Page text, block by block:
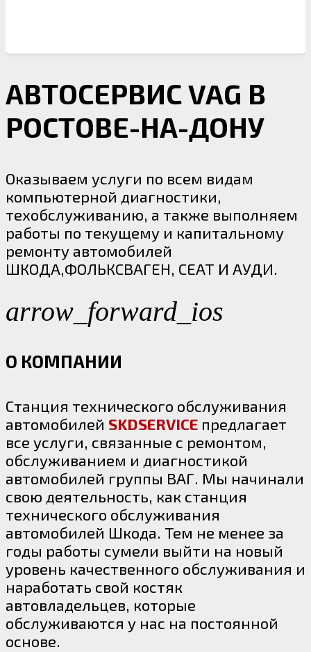
Обслуживание и ремонт ДВС (двигателя
внутреннего сгорания)
Диагностика коробок DSG и замена сцепления
Ремонт электрооборудования автомобиля
АВТОСЕРВИС VAG В
РОСТОВЕ-НА-ДОНУ
Оказываем услуги по всем видам
компьютерной диагностики,
техобслуживанию, а также выполняем
работы по текущему и капитальному
ремонту автомобилей
ШКОДА,ФОЛЬКСВАГЕН, СЕАТ И АУДИ.
arrow_forward_ios
О КОМПАНИИ
Станция технического обслуживания
автомобилей SKDSERVICE предлагает
все услуги, связанные с ремонтом,
обслуживанием и диагностикой
автомобилей группы ВАГ. Мы начинали
свою деятельность, как станция
технического обслуживания
автомобилей Шкода. Тем не менее за
годы работы сумели выйти на новый
уровень качественного обслуживания и
наработать свой костяк
автовладельцев, которые
обслуживаются у нас на постоянной
основе.